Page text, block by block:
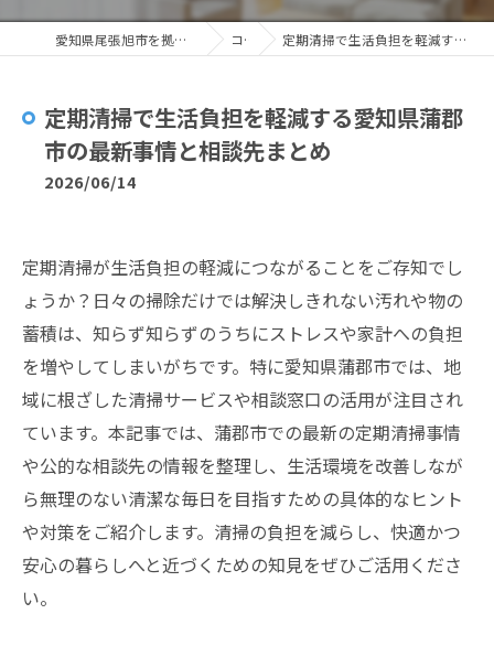
愛知県尾張旭市を拠点とした清掃なら株式会社ポップ コラム 定期清掃で生活負担を軽減する愛知県蒲郡市の最新事情と相談先まとめ
定期清掃で生活負担を軽減する愛知県蒲郡
市の最新事情と相談先まとめ
2026/06/14
定期清掃が生活負担の軽減につながることをご存知でし
ょうか？日々の掃除だけでは解決しきれない汚れや物の
蓄積は、知らず知らずのうちにストレスや家計への負担
を増やしてしまいがちです。特に愛知県蒲郡市では、地
域に根ざした清掃サービスや相談窓口の活用が注目され
ています。本記事では、蒲郡市での最新の定期清掃事情
や公的な相談先の情報を整理し、生活環境を改善しなが
ら無理のない清潔な毎日を目指すための具体的なヒント
や対策をご紹介します。清掃の負担を減らし、快適かつ
安心の暮らしへと近づくための知見をぜひご活用くださ
い。